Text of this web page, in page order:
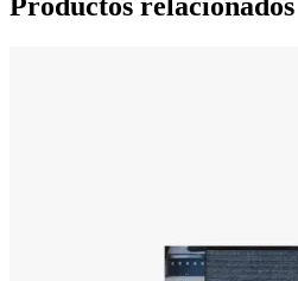
Productos relacionados